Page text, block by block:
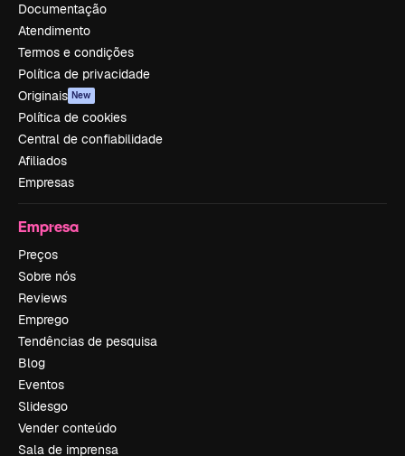
Documentação
Atendimento
Termos e condições
Política de privacidade
Originais New
Política de cookies
Central de confiabilidade
Afiliados
Empresas
Empresa
Preços
Sobre nós
Reviews
Emprego
Tendências de pesquisa
Blog
Eventos
Slidesgo
Vender conteúdo
Sala de imprensa